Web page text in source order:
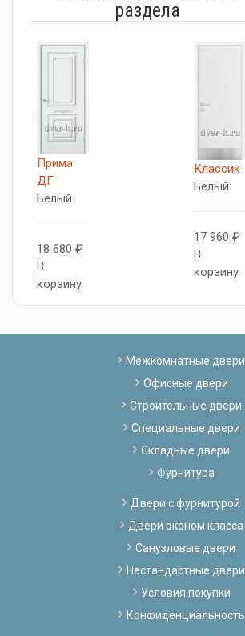
раздела
Прима
ДГ
Белый
18 680 ₽
В
корзину
Классик
Белый
17 960 ₽
В
корзину
Межкомнатные двери
Офисные двери
Строительные двери
Специальные двери
Складные двери
Фурнитура
Двери с фурнитурой
Двери эконом класса
Санузловые двери
Нестандартные двери
Условия покупки
Конфиденциальность